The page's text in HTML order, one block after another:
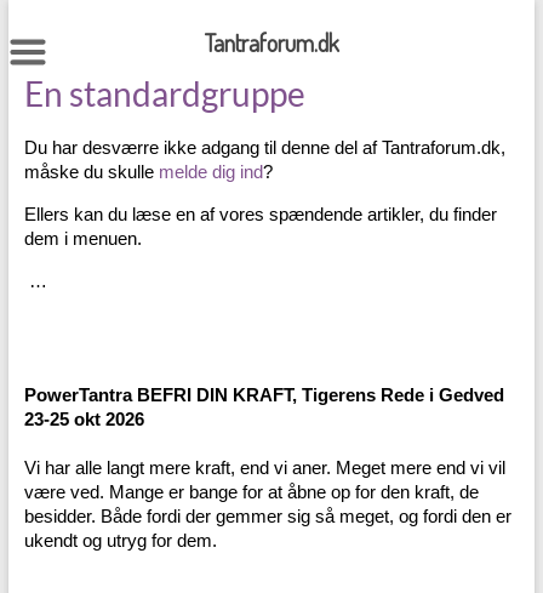
to
content
En standardgruppe
Du har desværre ikke adgang til denne del af Tantraforum.dk,
måske du skulle melde dig ind?
Ellers kan du læse en af vores spændende artikler, du finder
dem i menuen.
…
PowerTantra BEFRI DIN KRAFT, Tigerens Rede i Gedved
23-25 okt 2026
Vi har alle langt mere kraft, end vi aner. Meget mere end vi vil
være ved. Mange er bange for at åbne op for den kraft, de
besidder. Både fordi der gemmer sig så meget, og fordi den er
ukendt og utryg for dem.
Tantraforum.dk